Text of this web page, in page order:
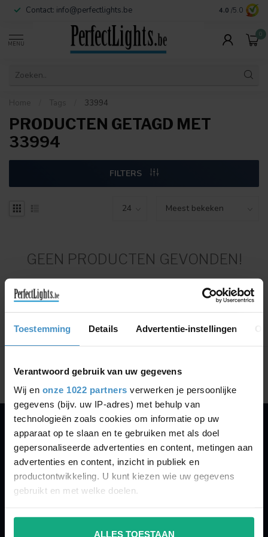
Toestemming Details Advertentie-instellingen
Verantwoord gebruik van uw gegevens
Wij en onze 1022 partners verwerken je persoonlijke
gegevens (bijv. uw IP-adres) met behulp van
technologieën zoals cookies om informatie op uw
apparaat op te slaan en te gebruiken met als doel
gepersonaliseerde advertenties en content, metingen aan
advertenties en content, inzicht in publiek en
productontwikkeling. U kunt kiezen wie uw gegevens
gebruikt en met welke doelen.
Als u het toestaat, willen we ook graag:
ALLES TOESTAAN
Contact: info@perfectlights.be 4.0 /5.0
MENU
0
Home Tags 33994
PRODUCTEN GETAGD MET
33994
FILTERS
GEEN PRODUCTEN GEVONDEN!
Toon1-0van 0
PERFECTLIGHTS
Gegevens:
Kruisbeeldsraat 72
9220 Hamme